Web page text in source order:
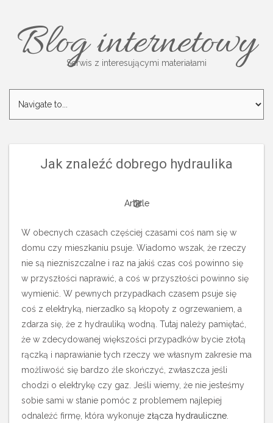
Blog internetowy
Serwis z interesującymi materiałami
Jak znaleźć dobrego hydraulika
Article
W obecnych czasach częściej czasami coś nam się w
domu czy mieszkaniu psuje. Wiadomo wszak, że rzeczy
nie są niezniszczalne i raz na jakiś czas coś powinno się
w przyszłości naprawić, a coś w przyszłości powinno się
wymienić. W pewnych przypadkach czasem psuje się
coś z elektryką, nierzadko są kłopoty z ogrzewaniem, a
zdarza się, że z hydrauliką wodną. Tutaj należy pamiętać,
że w zdecydowanej większości przypadków bycie złotą
rączką i naprawianie tych rzeczy we własnym zakresie ma
możliwość się bardzo źle skończyć, zwłaszcza jeśli
chodzi o elektrykę czy gaz. Jeśli wiemy, że nie jesteśmy
sobie sami w stanie pomóc z problemem najlepiej
odnaleźć firmę, która wykonuje złącza hydrauliczne